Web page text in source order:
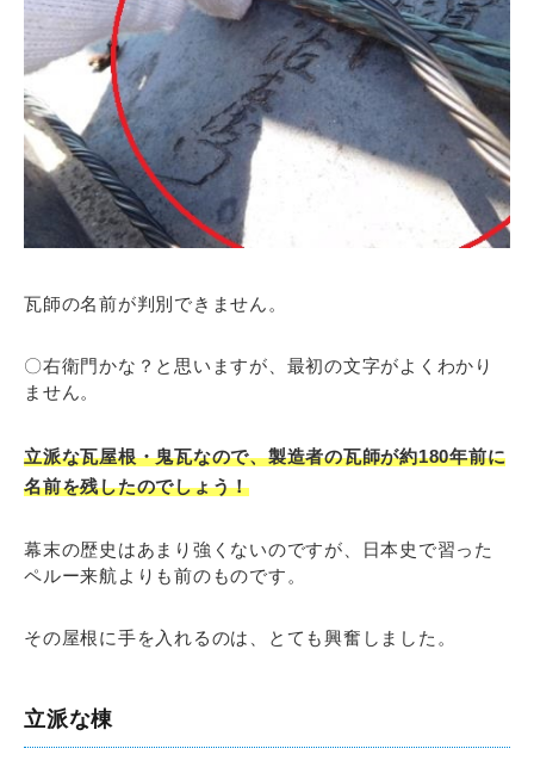
瓦師の名前が判別できません。
〇右衛門かな？と思いますが、最初の文字がよくわかり
ません。
立派な瓦屋根・鬼瓦なので、製造者の瓦師が約180年前に
名前を残したのでしょう！
幕末の歴史はあまり強くないのですが、日本史で習った
ペルー来航よりも前のものです。
その屋根に手を入れるのは、とても興奮しました。
立派な棟